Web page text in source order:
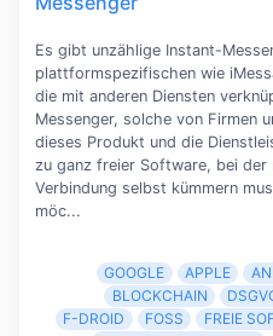
Es gibt unzählige Instant-
plattformspezifischen wie
die mit anderen Diensten
Messenger, solche von Firmen
dieses Produkt und die
zu ganz freier Software, bei der
Verbindung selbst kümmern
möc...
GOOGLE APPLE
BLOCKCHAIN
F-DROID
FOSS FREIE